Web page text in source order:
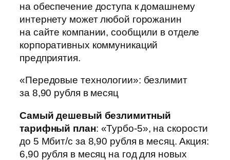
на обеспечение доступа к домашнему
интернету может любой горожанин
на сайте компании, сообщили в отделе
корпоративных коммуникаций
предприятия.
«Передовые технологии»: безлимит
за 8,90 рубля в месяц
Самый дешевый безлимитный
тарифный план: «Турбо-5», на скорости
до 5 Мбит/с за 8,90 рубля в месяц. Акция:
6,90 рубля в месяц на год для новых